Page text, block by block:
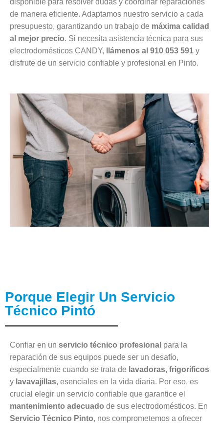
de manera eficiente. Adaptamos nuestro servicio a cada
presupuesto, garantizando un trabajo de máxima calidad
al mejor precio. Si necesita asistencia técnica para sus
electrodomésticos CANDY,
llámenos al 910 053 591 y
disfrute de un servicio confiable y profesional en Pinto.
Porque Elegir Un Servicio
Técnico Pintó
Confiar en un servicio técnico profesional para la
reparación de sus equipos puede ser un desafío,
especialmente cuando se trata de lavadoras, frigoríficos
y lavavajillas, esenciales en la vida diaria. Por eso, es
crucial elegir un servicio confiable que garantice el
mantenimiento adecuado de sus electrodomésticos. En
Servicio Técnico Pinto, nos comprometemos a ofrecer